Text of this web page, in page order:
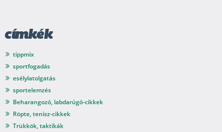
címkék
tippmix
sportfogadás
esélylatolgatás
sportelemzés
Beharangozó, labdarúgó-cikkek
Röpte, tenisz-cikkek
Trükkök, taktikák